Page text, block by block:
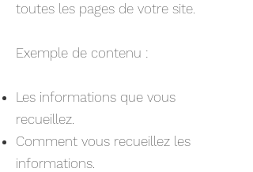
toutes les pages de votre site.
Exemple de contenu :
Les informations que vous
recueillez.
Comment vous recueillez les
informations.